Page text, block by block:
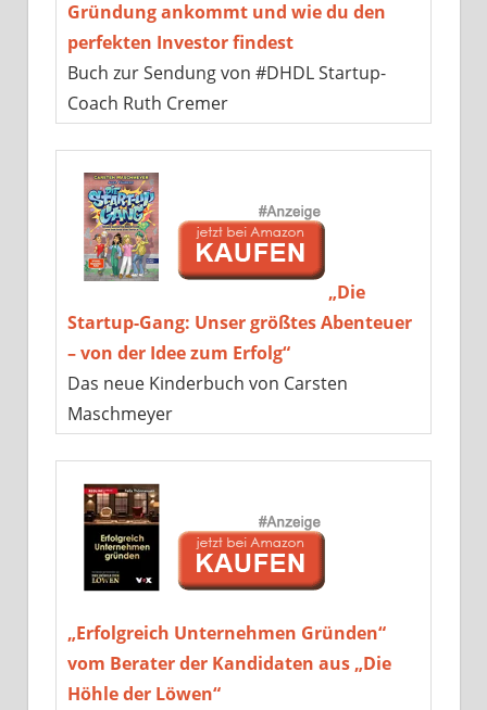
Gründung ankommt und wie du den
perfekten Investor findest
Buch zur Sendung von #DHDL Startup-
Coach Ruth Cremer
„Die
Startup-Gang: Unser größtes Abenteuer
– von der Idee zum Erfolg“
Das neue Kinderbuch von Carsten
Maschmeyer
„Erfolgreich Unternehmen Gründen“
vom Berater der Kandidaten aus „Die
Höhle der Löwen“